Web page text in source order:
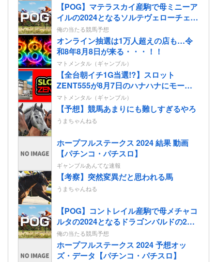
【POG】マテラスカイ産駒で母ミニーア
イルの2024となるソルテヴェローチェの
2歳情報
俺の当たる競馬予想
オンライン抽選は1万人超えの店も…令
和8年8月8日が来る・・・！！
マトメンタル（ギャンブル）
【全台朝イチ1G当選!?】スロット
ZENT555が8月7日のハナハナにモーニ
ングを仕込んだらしいｗｗｗｗ
マトメンタル（ギャンブル）
【予想】競馬あまりにも難しすぎるやろ
うまちゃんねる
ホープフルステークス 2024 結果 動画
【パチンコ・パチスロ】
ギャンブルあんてな速報
【考察】突然変異だと思われる馬
うまちゃんねる
【POG】コントレイル産駒で母メチャコ
ルタの2024となるドラゴンバルドの2歳
情報
俺の当たる競馬予想
ホープフルステークス 2024 予想オッ
ズ・データ【パチンコ・パチスロ】